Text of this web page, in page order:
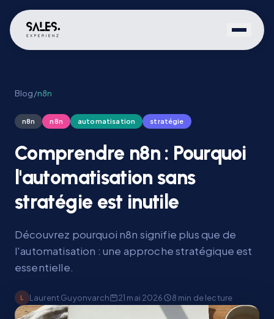
Blog/n8n
n8n n8n automatisation stratégie
Comprendre n8n : Pourquoi
l'automatisation sans
stratégie est inutile
Découvrez pourquoi n8n signifie plus que de
l'automatisation : une approche stratégique est
essentielle.
L Laurent Guyonvarch 21 mai 2026 8 min de lecture